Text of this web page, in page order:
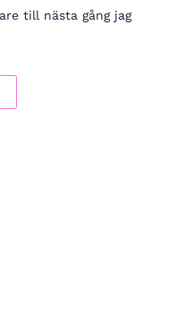
till nästa gång jag